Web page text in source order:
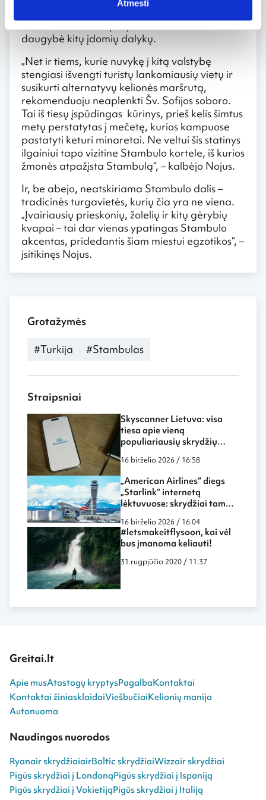
Atmesti
vis dar veikiančios pirtys – hamamai ir
daugybė kitų įdomių dalykų.
„Net ir tiems, kurie nuvykę į kitą valstybę
stengiasi išvengti turistų lankomiausių vietų ir
susikurti alternatyvų kelionės maršrutą,
rekomenduoju neaplenkti Šv. Sofijos soboro.
Tai iš tiesų įspūdingas kūrinys, prieš kelis šimtus
metų perstatytas į mečetę, kurios kampuose
pastatyti keturi minaretai. Ne veltui šis statinys
ilgainiui tapo vizitine Stambulo kortele, iš kurios
žmonės atpažįsta Stambulą“, – kalbėjo Nojus.
Ir, be abejo, neatskiriama Stambulo dalis –
tradicinės turgavietės, kurių čia yra ne viena.
„Įvairiausių prieskonių, žolelių ir kitų gėrybių
kvapai – tai dar vienas ypatingas Stambulo
akcentas, pridedantis šiam miestui egzotikos“, –
įsitikinęs Nojus.
Grotažymės
#Turkija #Stambulas
Straipsniai
Skyscanner Lietuva: visa
tiesa apie vieną
populiariausių skrydžių
16 birželio 2026 / 16:58
„American Airlines“ diegs
„Starlink“ internetą
lėktuvuose: skrydžiai tampa
dar labiau panašūs į darbą
biure ar namuose
16 birželio 2026 / 16:04
#letsmakeitflysoon, kai vėl
bus įmanoma keliauti!
31 rugpjūčio 2020 / 11:37
Greitai.lt
Apie musAtostogų kryptysPagalbaKontaktai
Kontaktai žiniasklaidaiViešbučiaiKelionių manija
Autonuoma
Naudingos nuorodos
Ryanair skrydžiaiairBaltic skrydžiaiWizzair skrydžiai
Pigūs skrydžiai į LondonąPigūs skrydžiai į Ispaniją
Pigūs skrydžiai į VokietijąPigūs skrydžiai į Italiją